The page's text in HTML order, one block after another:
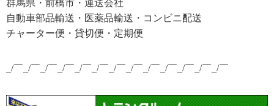
群馬県・前橋市・運送会社
自動車部品輸送・医薬品輸送・コンビニ配送
チャーター便・貸切便・定期便
_/￣_/￣_/￣_/￣_/￣_/￣_/￣_/￣_/￣_/￣_/￣_/￣_/￣